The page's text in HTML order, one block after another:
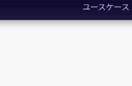
ユースケース